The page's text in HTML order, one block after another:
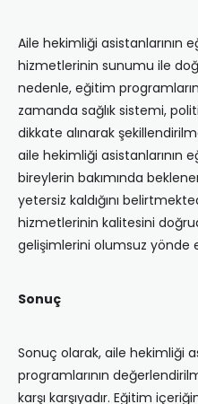
Aile hekimliği asistanlarının
hizmetlerinin sunumu ile
nedenle, eğitim
zamanda sağlık sistemi,
dikkate alınarak
aile hekimliği asistanlarının
bireylerin bakımında
yetersiz kaldığını
hizmetlerinin kalitesini
gelişimlerini olumsuz yönde
Sonuç
Sonuç olarak, aile hekimliği
programlarının
karşı karşıyadır. Eğitim